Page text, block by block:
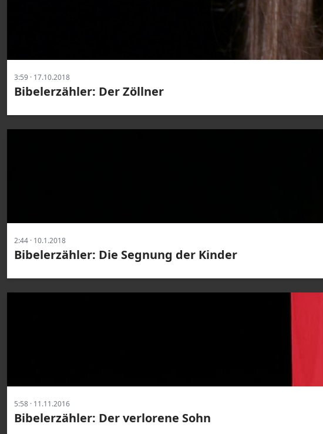
3:59 · 17.10.2018
Bibelerzähler: Der Zöllner
2:44 · 10.1.2018
Bibelerzähler: Die Segnung der Kinder
5:58 · 11.11.2016
Bibelerzähler: Der verlorene Sohn